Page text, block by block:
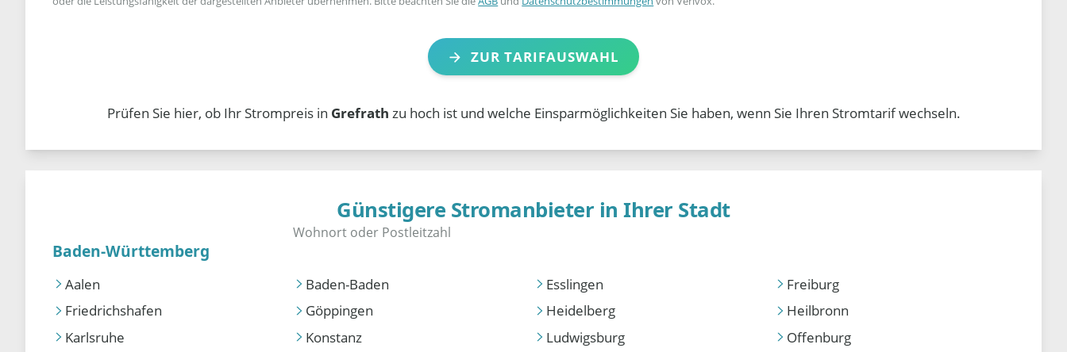
ZUR TARIFAUSWAHL
Prüfen Sie hier, ob Ihr Strompreis in Grefrath zu hoch ist und welche Einsparmöglichkeiten Sie haben, wenn Sie Ihren Stromtarif wechseln.
Günstigere Stromanbieter in Ihrer Stadt
Baden-Württemberg
Aalen Baden-Baden Esslingen
Freiburg
Friedrichshafen
Göppingen Heidelberg
Heilbronn
Karlsruhe
Konstanz Ludwigsburg
Offenburg